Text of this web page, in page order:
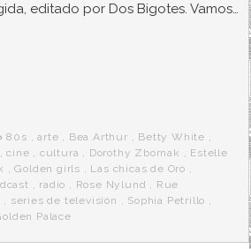
editado por Dos Bigotes. Vamos…
80s ,arte , Bea Arthur , Betty White ,
,cine , cultura , Dorothy Zbornak , Estelle
,Golden girls , Las chicas de Oro ,
, radio , Rose Nylund , Rue
, series de televisión , Sophia Petrillo ,
Palace